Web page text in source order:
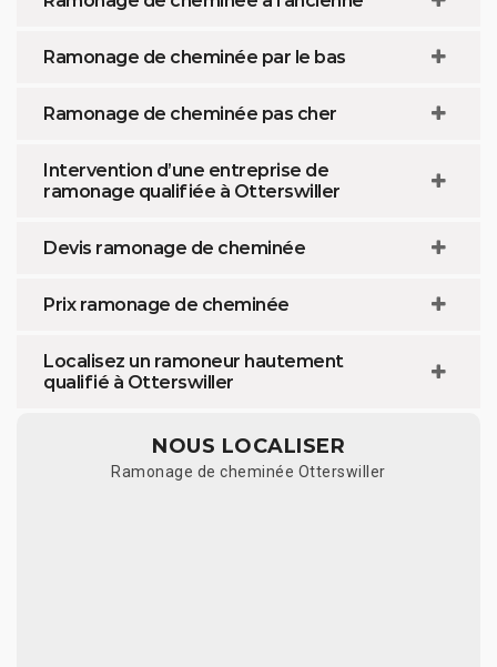
Ramonage de cheminée par le bas
Ramonage de cheminée pas cher
Intervention d’une entreprise de
ramonage qualifiée à Otterswiller
Devis ramonage de cheminée
Prix ramonage de cheminée
Localisez un ramoneur hautement
qualifié à Otterswiller
NOUS LOCALISER
Ramonage de cheminée Otterswiller